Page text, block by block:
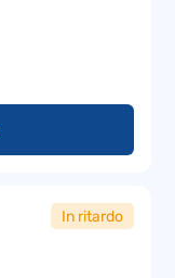
In ritardo